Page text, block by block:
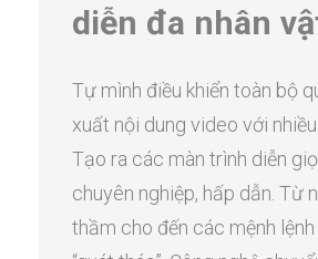
diễn đa nhân
Tự mình điều khiển toàn bộ
xuất nội dung video với nhiều
Tạo ra các màn trình diễn
chuyên nghiệp, hấp dẫn. Từ
thầm cho đến các mệnh